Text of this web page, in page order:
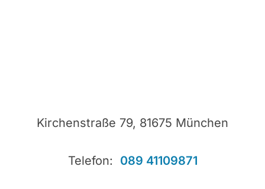
Kirchenstraße 79, 81675 München
Telefon: 089 41109871